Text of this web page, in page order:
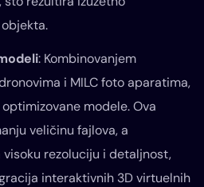
: Kombinovanjem
i MILC foto aparatima,
modele. Ova
veličinu fajlova, a
rezoluciju i detaljnost,
interaktivnih 3D virtuelnih